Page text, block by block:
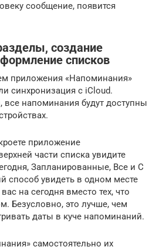
сообщение, появится
создание
списков
приложения «Напоминания»
синхронизация с iCloud.
все напоминания будут доступны
приложение
части списка увидите
Запланированные, Все и С
способ увидеть в одном месте
на сегодня вместо тех, что
Безусловно, это лучше, чем
даты в куче напоминаний.
самостоятельно их